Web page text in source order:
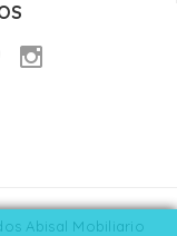
Abisal Mobiliario